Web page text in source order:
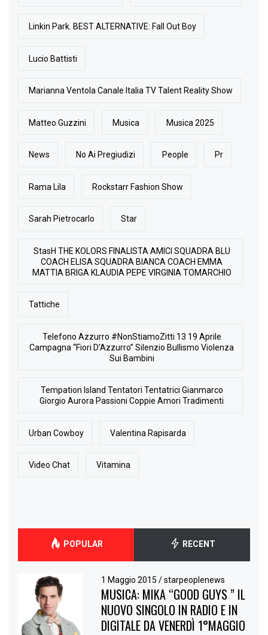
Linkin Park. BEST ALTERNATIVE: Fall Out Boy
Lucio Battisti
Marianna Ventola Canale Italia TV Talent Reality Show
Matteo Guzzini Musica Musica 2025
News No Ai Pregiudizi People Pr
Rama Lila Rockstarr Fashion Show
Sarah Pietrocarlo Star
StasH THE KOLORS FINALISTA AMICI SQUADRA BLU
COACH ELISA SQUADRA BIANCA COACH EMMA
MATTIA BRIGA KLAUDIA PEPE VIRGINIA TOMARCHIO
Tattiche
Telefono Azzurro #NonStiamoZitti 13 19 Aprile
Campagna “Fiori D’Azzurro” Silenzio Bullismo Violenza
Sui Bambini
Tempation Island Tentatori Tentatrici Gianmarco
Giorgio Aurora Passioni Coppie Amori Tradimenti
Urban Cowboy Valentina Rapisarda
Video Chat Vitamina
POPULAR RECENT
1 Maggio 2015/ starpeoplenews
MUSICA: MIKA “GOOD GUYS ” IL
NUOVO SINGOLO IN RADIO E IN
DIGITALE DA VENERDÌ 1°MAGGIO